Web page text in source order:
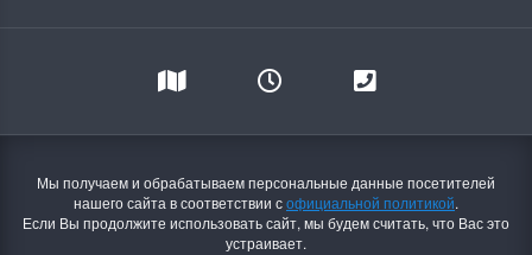
Мы получаем и обрабатываем персональные данные посетителей
нашего сайта в соответствии софициальной политикой.
Если Вы продолжите использовать сайт, мы будем считать, что Вас это
устраивает.